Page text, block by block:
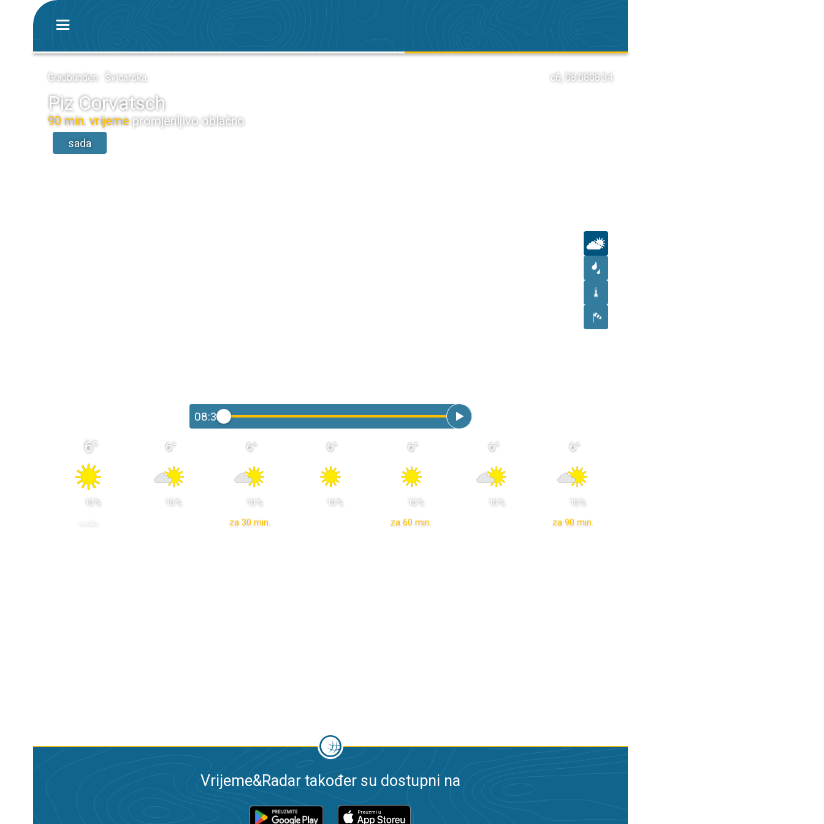
Graubünden · Švicarska сб, 08.0808:34
Piz Corvatsch
90 min. vrijemepromjenljivo oblačno
sada
08:30
6°
10 %
6°
10 %
za 30 min.
6°
10 %
6°
10 %
za 60 min.
6°
10 %
6°
10 %
za 90 min.
6°
10 %
Vrijeme&Radar također su dostupni na